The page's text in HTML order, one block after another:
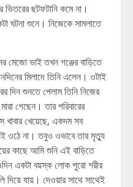
ছটফটানি কমে না।
ঘটনা শুনে। নিজেকে সামলাতে
মেজো ভাই তখন গঞ্জের বাড়িতে
মিলাদে তিনি এলেন। ওটাই
দিন শুনতে পেলাম তিনি নিজের
গেছেন। তার পরিবারের
খাবার খেয়েছে, একদম সব
ওঠে না। তবুও ওভাবে তার মৃত্যু
কাছে আমি শুনি এই বাড়িতে
ওদিন একটা বয়স্ক লোক পুরো শরীর
দিয়ে যায়। দেওয়ার সাথে সাথেই